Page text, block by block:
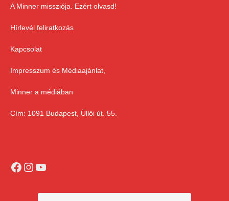
A Minner missziója. Ezért olvasd!
Hírlevél feliratkozás
Kapcsolat
Impresszum és Médiaajánlat,
Minner a médiában
Cím: 1091 Budapest, Üllői út. 55.
Facebook
Instagram
YouTube